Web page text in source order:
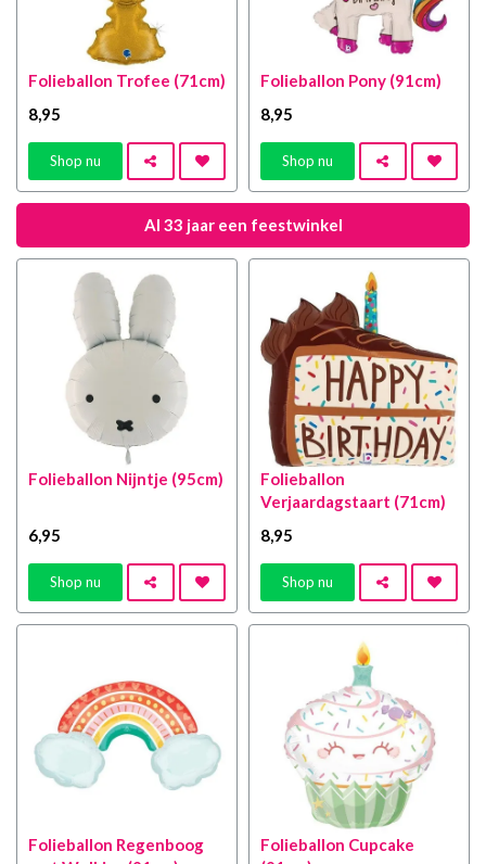
Folieballon Trofee (71cm)
8 ,95
Shop nu
Folieballon Pony (91cm)
8 ,95
Shop nu
Al 33 jaar een feestwinkel
Folieballon Nijntje (95cm)
6 ,95
Shop nu
Folieballon
Verjaardagstaart (71cm)
8 ,95
Shop nu
Folieballon Regenboog
Folieballon Cupcake